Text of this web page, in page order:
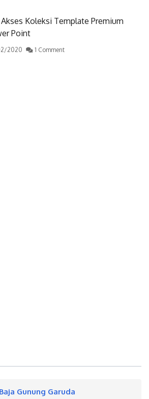
Koleksi Template Premium
Point
2020 1 Comment
Gunung Garuda